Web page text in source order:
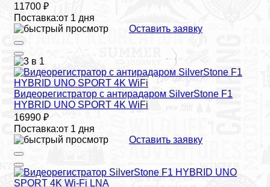
11700 ₽
Поставка:от 1 дня
Оставить заявку
Видеорегистратор с антирадаром SilverStone F1
HYBRID UNO SPORT 4K WiFi
16990 ₽
Поставка:от 1 дня
Оставить заявку